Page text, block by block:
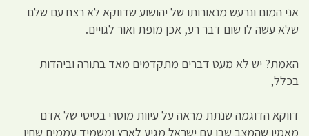
אני המום ונרעש מנאורותו של יהושוע שדווקא לא רצח עם שלם
שלא עשה לו שום דבר רע, אכן מופת ואור לגויים.
האמת? יש לא מעט דברים מתקדמים מאד בתורה וביהדות
בכלל,
דווקא הדוגמה שנתת מראה על עיוות מוסרי בסיסי של אדם
מאמין שהמצב שבו עם ישראל מגיע לארץ ומשמיד עממים שחיו